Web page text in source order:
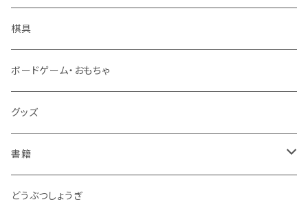
棋具
ボードゲーム・おもちゃ
グッズ
書籍
連珠
どうぶつしょうぎ